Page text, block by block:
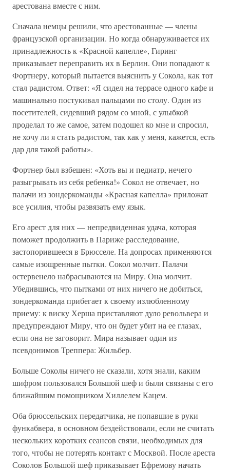
арестована вместе с ним.
Сначала немцы решили, что арестованные — члены
французской организации. Но когда обнаруживается их
принадлежность к «Красной капелле», Гиринг
приказывает переправить их в Берлин. Они попадают к
Фортнеру, который пытается выяснить у Сокола, как тот
стал радистом. Ответ: «Я сидел на террасе одного кафе и
машинально постукивал пальцами по столу. Один из
посетителей, сидевший рядом со мной, с улыбкой
проделал то же самое, затем подошел ко мне и спросил,
не хочу ли я стать радистом, так как у меня, кажется, есть
дар для такой работы».
Фортнер был взбешен: «Хоть вы и педиатр, нечего
разыгрывать из себя ребенка!» Сокол не отвечает, но
палачи из зондеркоманды «Красная капелла» приложат
все усилия, чтобы развязать ему язык.
Его арест для них — непредвиденная удача, которая
поможет продолжить в Париже расследование,
застопорившееся в Брюсселе. На допросах применяются
самые изощренные пытки. Сокол молчит. Палачи
остервенело набрасываются на Миру. Она молчит.
Убедившись, что пытками от них ничего не добиться,
зондеркоманда прибегает к своему излюбленному
приему: к виску Херша приставляют дуло револьвера и
предупреждают Миру, что он будет убит на ее глазах,
если она не заговорит. Мира называет один из
псевдонимов Треппера: Жильбер.
Больше Соколы ничего не сказали, хотя знали, каким
шифром пользовался Большой шеф и были связаны с его
ближайшим помощником Хиллелем Кацем.
Оба брюссельских передатчика, не попавшие в руки
функабвера, в основном бездействовали, если не считать
нескольких коротких сеансов связи, необходимых для
того, чтобы не потерять контакт с Москвой. После ареста
Соколов Большой шеф приказывает Ефремову начать